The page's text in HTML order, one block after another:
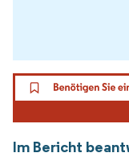
Im Bericht